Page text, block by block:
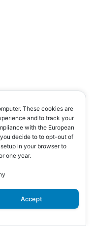
These cookies are
and to track your
with the European
decide to to opt-out of
in your browser to
one year.
Accept